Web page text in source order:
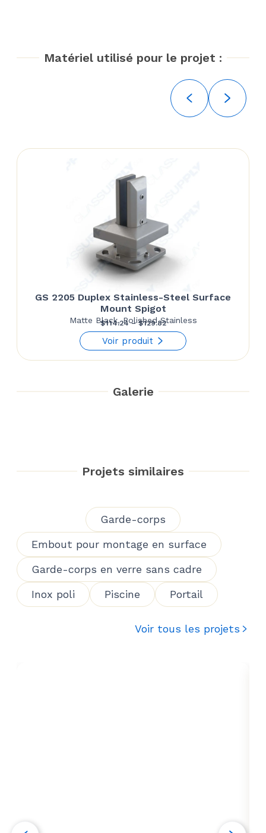
Matériel utilisé pour le projet :
GS 2205 Duplex Stainless-Steel Surface
Mount Spigot
Matte Black, Polished Stainless
$114.24 – $129.82Price
range:
Voir produit
Galerie
Projets similaires
Garde-corps
Embout pour montage en surface
Garde-corps en verre sans cadre
Inox poli
Piscine Portail
Voir tous les projets